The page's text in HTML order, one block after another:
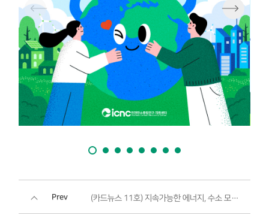
Prev (카드뉴스 11호) 지속가능한 에너지, 수소 모빌리티로의 전환